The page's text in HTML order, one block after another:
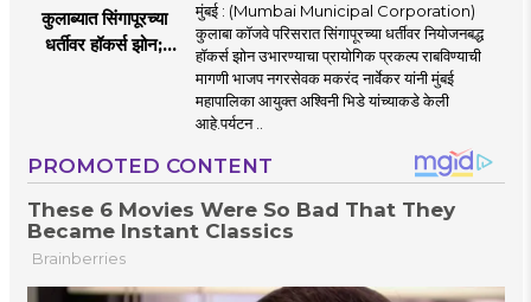
कुलाब्यात सिंगापूरच्या
धर्तीवर हॉकर्स झोन;
मुंबई : (Mumbai Municipal Corporation)
कुलाबा कॉजवे परिसरात सिंगापूरच्या धर्तीवर नियोजनबद्ध
हॉकर्स झोन उभारण्याचा प्रायोगिक प्रकल्प राबविण्याची
मागणी भाजप नगरसेवक मकरंद नार्वेकर यांनी मुंबई
महापालिका आयुक्त अश्विनी भिडे यांच्याकडे केली
आहे.पर्यटन ..